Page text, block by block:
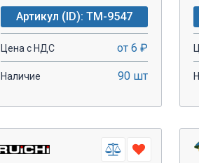
Артикул (ID): TM-9547
Цена с НДС от 6 ₽
Наличие 90 шт